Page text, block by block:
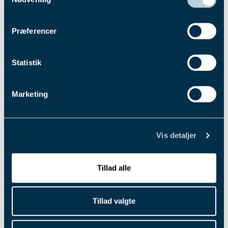
Præferencer
Statistik
Marketing
Vis detaljer
Tillad alle
Tillad valgte
Pointberegning til Dansk Trav